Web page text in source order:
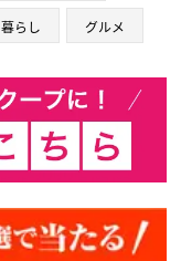
暮らし グルメ